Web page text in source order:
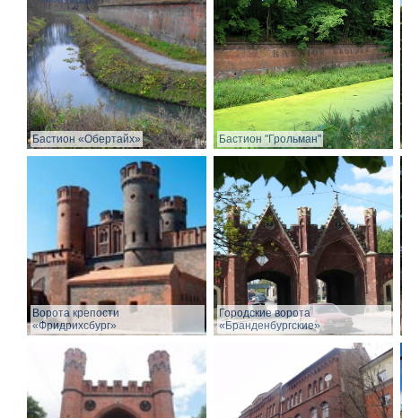
Бастион «Обертайх» Бастион "Грольман"
Ворота крепости
«Фридрихсбург»
Городские ворота
«Бранденбургские»